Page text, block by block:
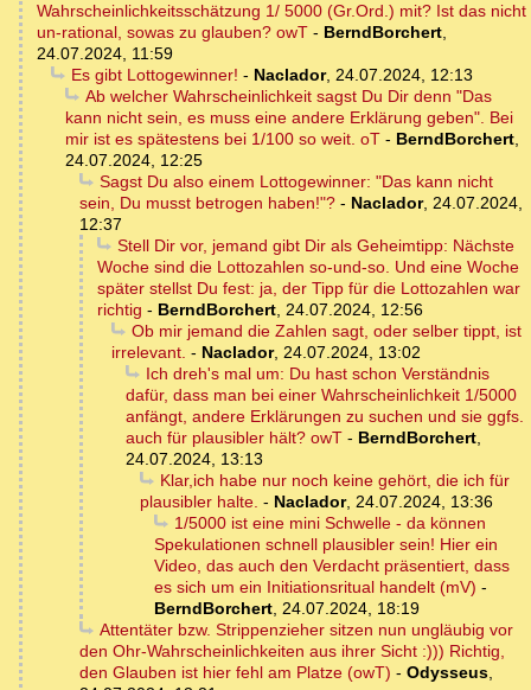
Wahrscheinlichkeitsschätzung 1/ 5000 (Gr.Ord.) mit? Ist das nicht
un-rational, sowas zu glauben? owT - BerndBorchert,
24.07.2024, 11:59
Es gibt Lottogewinner! - Naclador, 24.07.2024, 12:13
Ab welcher Wahrscheinlichkeit sagst Du Dir denn "Das
kann nicht sein, es muss eine andere Erklärung geben". Bei
mir ist es spätestens bei 1/100 so weit. oT - BerndBorchert,
24.07.2024, 12:25
Sagst Du also einem Lottogewinner: "Das kann nicht
sein, Du musst betrogen haben!"? - Naclador, 24.07.2024,
12:37
Stell Dir vor, jemand gibt Dir als Geheimtipp: Nächste
Woche sind die Lottozahlen so-und-so. Und eine Woche
später stellst Du fest: ja, der Tipp für die Lottozahlen war
richtig - BerndBorchert, 24.07.2024, 12:56
Ob mir jemand die Zahlen sagt, oder selber tippt, ist
irrelevant. - Naclador, 24.07.2024, 13:02
Ich dreh's mal um: Du hast schon Verständnis
dafür, dass man bei einer Wahrscheinlichkeit 1/5000
anfängt, andere Erklärungen zu suchen und sie ggfs.
auch für plausibler hält? owT - BerndBorchert,
24.07.2024, 13:13
Klar,ich habe nur noch keine gehört, die ich für
plausibler halte. - Naclador, 24.07.2024, 13:36
1/5000 ist eine mini Schwelle - da können
Spekulationen schnell plausibler sein! Hier ein
Video, das auch den Verdacht präsentiert, dass
es sich um ein Initiationsritual handelt (mV) -
BerndBorchert, 24.07.2024, 18:19
Attentäter bzw. Strippenzieher sitzen nun ungläubig vor
den Ohr-Wahrscheinlichkeiten aus ihrer Sicht :))) Richtig,
den Glauben ist hier fehl am Platze (owT) - Odysseus,